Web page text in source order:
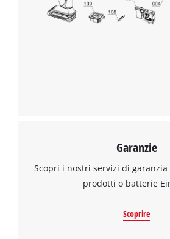
to the list of
Garanzie
Scopri i nostri servizi di
prodotti o batterie
Scoprire